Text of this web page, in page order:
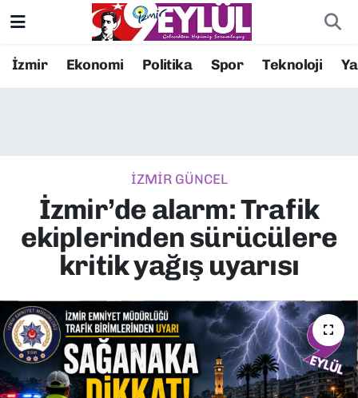
İzmir Ekonomi Politika Spor Teknoloji
İZMİR GÜNCEL
İzmir’de alarm: Trafik
ekiplerinden sürücülere
kritik yağış uyarısı
Resmi İlanlar
EKONOMİ
KÜLTÜR SANAT
MAGAZİN
POLİTİKA
SAĞLIK
Konak Nöbetçi Eczaneler
Süper Lig Puan Durumu ve Fikstür
Tüm Manşetler
Son Dakika Haberleri
Haber Arşivi